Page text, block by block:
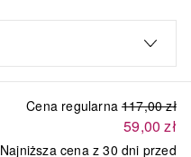
Cena regularna 117,00 zł
59,00 zł
Najniższa cena z 30 dni przed